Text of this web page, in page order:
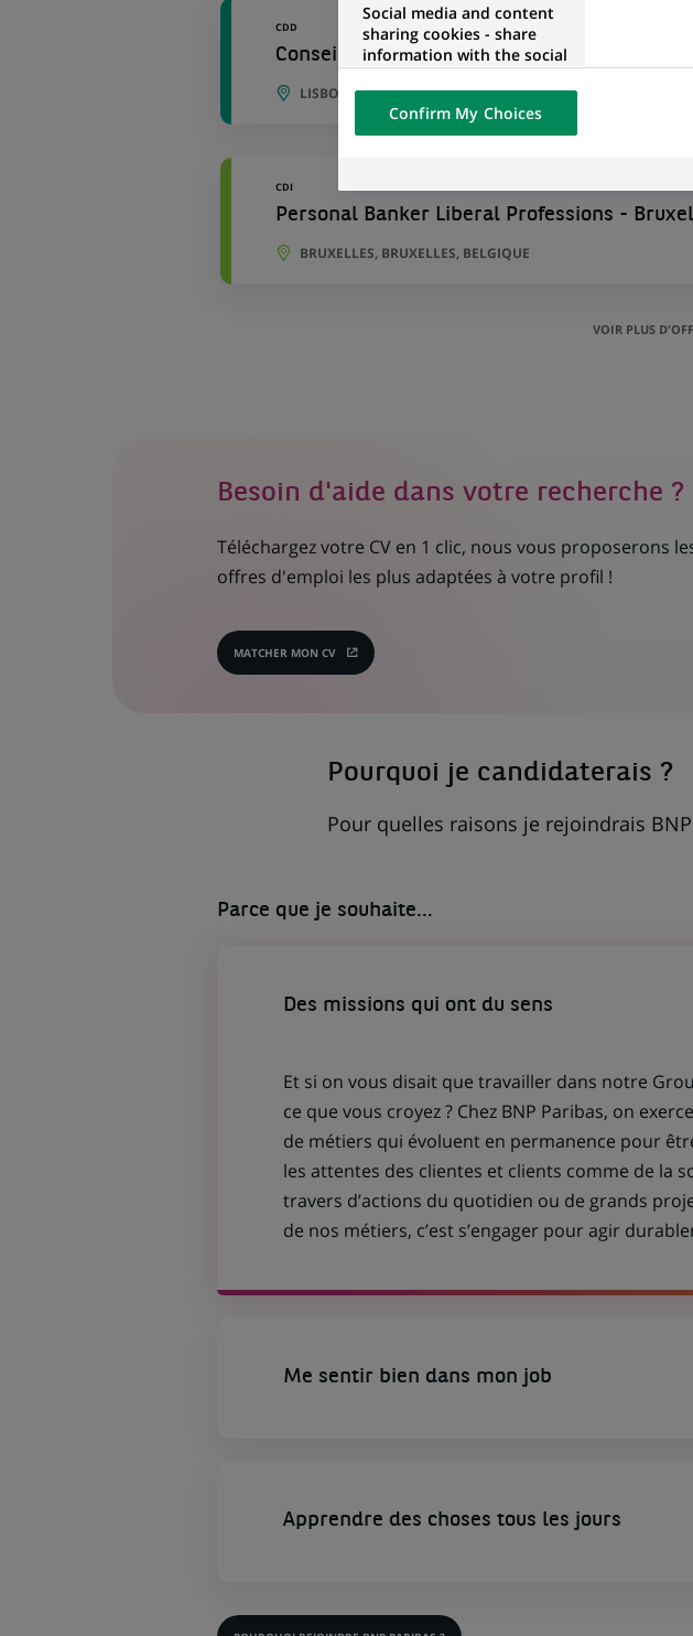
CDD
Conseiller de Recouvrement de Crédit
LISBONNE, DISTRICT DE PORTO, PORTUGAL
CDI
Personal Banker Liberal Professions -
BRUXELLES, BRUXELLES, BELGIQUE
VOIR PLUS
Besoin d'aide dans votre recherche ?
Téléchargez votre CV en 1 clic, nous vous proposerons
offres d'emploi les plus adaptées à votre profil !
MATCHER MON CV
(CE
Pourquoi je candidaterais ?
Pour quelles raisons je rejoindrais
Parce que je souhaite...
Des missions qui ont du sens
Et si on vous disait que travailler dans notre
ce que vous croyez ? Chez BNP Paribas, on
de métiers qui évoluent en permanence pour
les attentes des clientes et clients comme de la
travers d’actions du quotidien ou de grands
de nos métiers, c’est s’engager pour agir
Me sentir bien dans mon job
Apprendre des choses tous les jours
Social media and content
sharing cookies - share
information with the social
networks and propose the
visualization on our website
of the content hosted on a
external website.
Confirm My Choices